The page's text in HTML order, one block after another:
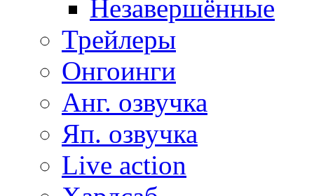
Незавершённые
Трейлеры
Онгоинги
Анг. озвучка
Яп. озвучка
Live action